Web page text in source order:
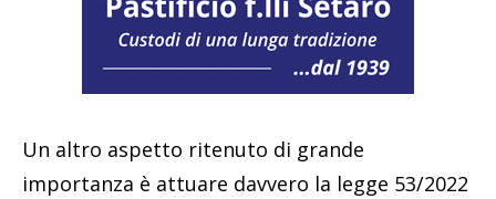
Un altro aspetto ritenuto di grande
importanza è attuare davvero la legge 53/2022